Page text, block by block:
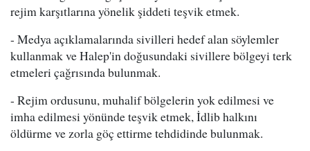
rejim karşıtlarına yönelik şiddeti teşvik etmek.
- Medya açıklamalarında sivilleri hedef alan söylemler
kullanmak ve Halep'in doğusundaki sivillere bölgeyi terk
etmeleri çağrısında bulunmak.
- Rejim ordusunu, muhalif bölgelerin yok edilmesi ve
imha edilmesi yönünde teşvik etmek, İdlib halkını
öldürme ve zorla göç ettirme tehdidinde bulunmak.